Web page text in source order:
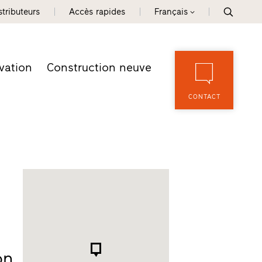
Accès rapides Français
Construction neuve
CONTACT